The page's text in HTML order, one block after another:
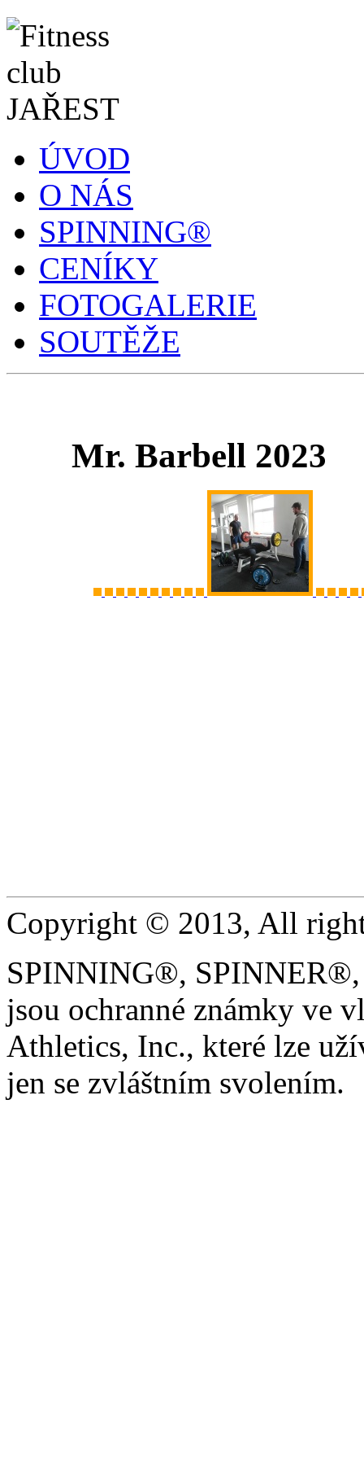
ÚVOD
O NÁS
SPINNING®
CENÍKY
FOTOGALERIE
SOUTĚŽE
Mr. Barbell 2023
Copyright © 2013, All
SPINNING®,
jsou ochranné známky ve
Athletics, Inc., které lze
jen se zvláštním svolením.